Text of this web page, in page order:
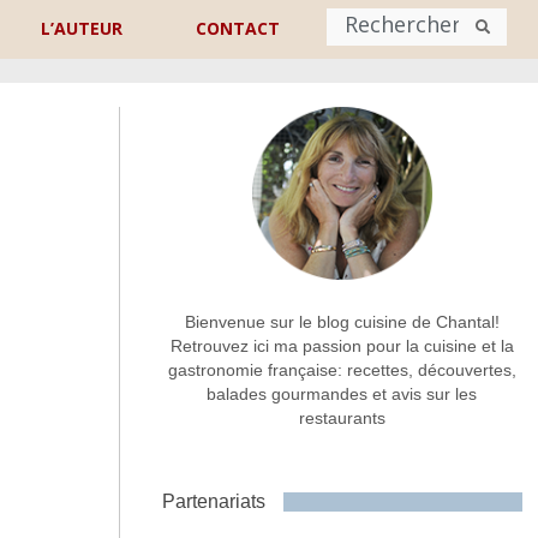
L’AUTEUR CONTACT
Nom
Commentaire ou message *
Bienvenue sur le blog cuisine de Chantal!
Retrouvez ici ma passion pour la cuisine et la
gastronomie française: recettes, découvertes,
balades gourmandes et avis sur les
restaurants
Partenariats